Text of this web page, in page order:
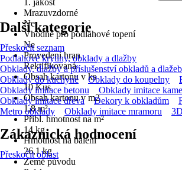
1. jakost
Mrazuvzdorné
Ne
Vhodné pro podlahové topení
Ne
Provedení hran
Rektifikovaná
Obsah kartonu v ks
10 Kus
Obsah kartonu v m2
1,8 m²
Přibl. hmotnost na m²
14 kg
Hmotnost na balení
26,1 kg
Země původu
Další kategorie
Přeskočit seznam
Podlahové krytiny, obklady a dlažby
Obklady, dlažby a příslušenství obkladů a dlažeb
Obklady do kuchyně
Obklady do koupelny
Obklady imitace betonu
Obklady imitace
Obklady imitace dřeva
Dekory k obkladům
Metro obklady
Obklady imitace mramoru
Zákaznická hodnocení
Přeskočit oblast